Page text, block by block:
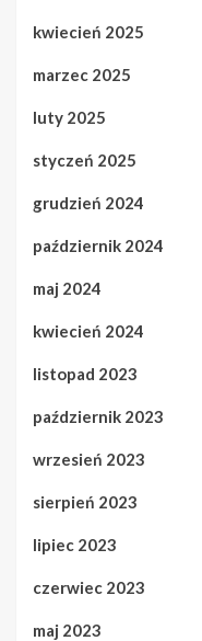
kwiecień 2025
marzec 2025
luty 2025
styczeń 2025
grudzień 2024
październik 2024
maj 2024
kwiecień 2024
listopad 2023
październik 2023
wrzesień 2023
sierpień 2023
lipiec 2023
czerwiec 2023
maj 2023